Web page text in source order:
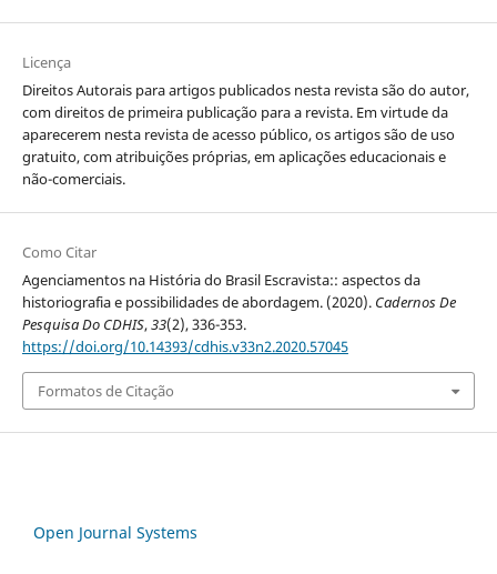
Licença
Direitos Autorais para artigos publicados nesta revista são do autor,
com direitos de primeira publicação para a revista. Em virtude da
aparecerem nesta revista de acesso público, os artigos são de uso
gratuito, com atribuições próprias, em aplicações educacionais e
não-comerciais.
Como Citar
Agenciamentos na História do Brasil Escravista:: aspectos da
historiografia e possibilidades de abordagem. (2020). Cadernos De
Pesquisa Do CDHIS,33(2), 336-353.
https://doi.org/10.14393/cdhis.v33n2.2020.57045
Formatos de Citação
Open Journal Systems